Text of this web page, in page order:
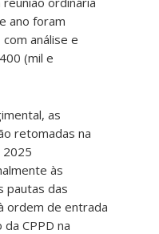
ano foram
análise e
(mil e
as
retomadas na
2025
às
pautas das
ordem de entrada
CPPD na